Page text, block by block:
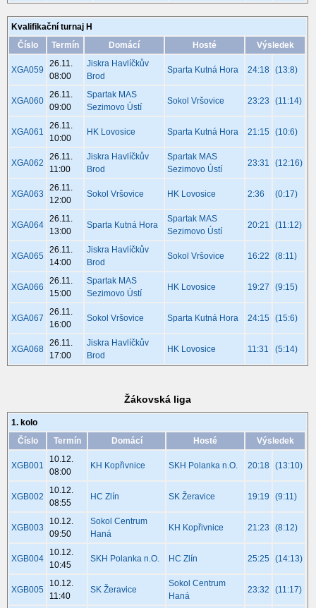
Kvalifikační turnaj H
Číslo
Termín Domácí Hosté Výsledek
XGA059
26.11.
08:00
Jiskra Havlíčkův
Brod
Sparta Kutná Hora 24:18 (13:8)
XGA060
26.11.
09:00
Spartak MAS
Sezimovo Ústí
Sokol Vršovice 23:23 (11:14)
XGA061
26.11.
10:00
HK Lovosice Sparta Kutná Hora 21:15 (10:6)
XGA062
26.11.
11:00
Jiskra Havlíčkův
Brod
Spartak MAS
Sezimovo Ústí
23:31 (12:16)
XGA063
26.11.
12:00
Sokol Vršovice HK Lovosice 2:36 (0:17)
XGA064
26.11.
13:00
Sparta Kutná Hora
Spartak MAS
Sezimovo Ústí
20:21 (11:12)
XGA065
26.11.
14:00
Jiskra Havlíčkův
Brod
Sokol Vršovice 16:22 (8:11)
XGA066
26.11.
15:00
Spartak MAS
Sezimovo Ústí
HK Lovosice 19:27 (9:15)
XGA067
26.11.
16:00
Sokol Vršovice Sparta Kutná Hora 24:15 (15:6)
XGA068
26.11.
17:00
Jiskra Havlíčkův
Brod
HK Lovosice 11:31 (5:14)
Žákovská liga
1. kolo
Číslo
Termín Domácí Hosté Výsledek
XGB001
10.12.
08:00
KH Kopřivnice SKH Polanka n.O. 20:18 (13:10)
XGB002
10.12.
08:55
HC Zlín SK Žeravice 19:19 (9:11)
XGB003
10.12.
09:50
Sokol Centrum
Haná
KH Kopřivnice 21:23 (8:12)
XGB004
10.12.
10:45
SKH Polanka n.O. HC Zlín 25:25 (14:13)
XGB005
10.12.
11:40
SK Žeravice
Sokol Centrum
Haná
23:32 (11:17)